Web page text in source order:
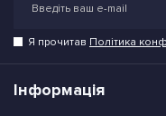
Я прочитав Політика
Інформація